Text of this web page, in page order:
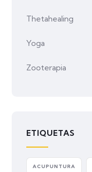
Thetahealing
Yoga
Zooterapia
ETIQUETAS
ACUPUNTURA